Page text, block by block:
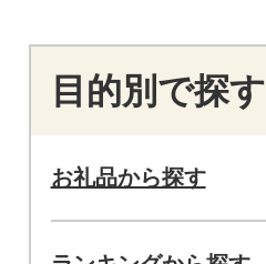
目的別で探す
お礼品から探す